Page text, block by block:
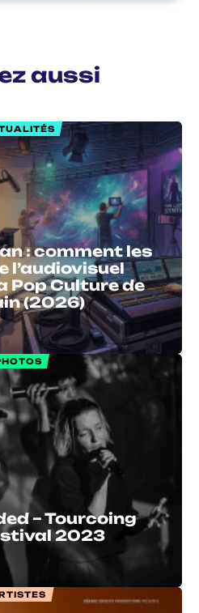
aussi
: comment les
l’audiovisuel
Pop Culture de
(2026)
– Tourcoing
2023